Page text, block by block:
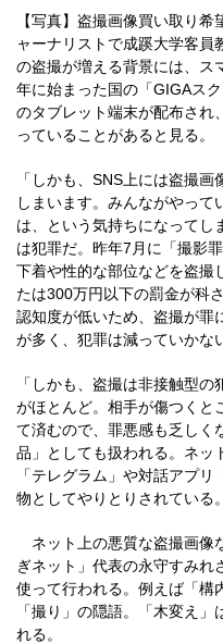
【写真】盗撮画像買い
ャーナリストで成蹊大学客員
の盗撮が増える背景には、ス
年に始まった国の「GIGAス
のタブレット端末が配布され
っていることがあると見る。
「しかも、SNS上には盗撮
しまいます。みんながやっ
は、という気持ちになって
は犯罪だ。昨年7月に「撮影
下着や性的な部位などを盗撮
たは300万円以下の罰金が科
認知度が低いため、盗撮が罪
が多く、犯罪は減っていかな
「しかも、盗撮は非接触型
がほとんど。相手が傷つくと
て済むので、罪悪感も乏し
品」としても扱われる。ネッ
「テレグラム」や対話アプ
物としてやりとりされている。
ネット上の悪質な盗撮画像
ぎネット」代表の永守すみれ
使って行われる。例えば「構
「撮り」の隠語。「木変え
れる。